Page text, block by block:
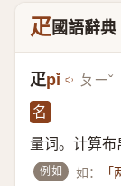
疋國語辭典
疋pǐ ㄆㄧˇ
名
量词。计算
例如 如：